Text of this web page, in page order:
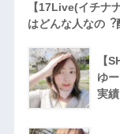
【17Live(イチナ
はどんな人なの
【
ゆ
実